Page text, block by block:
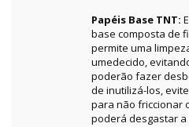
Papéis Base TNT:
base composta de
permite uma
umedecido,
poderão fazer
de inutilizá-los,
para não friccionar
poderá desgastar a